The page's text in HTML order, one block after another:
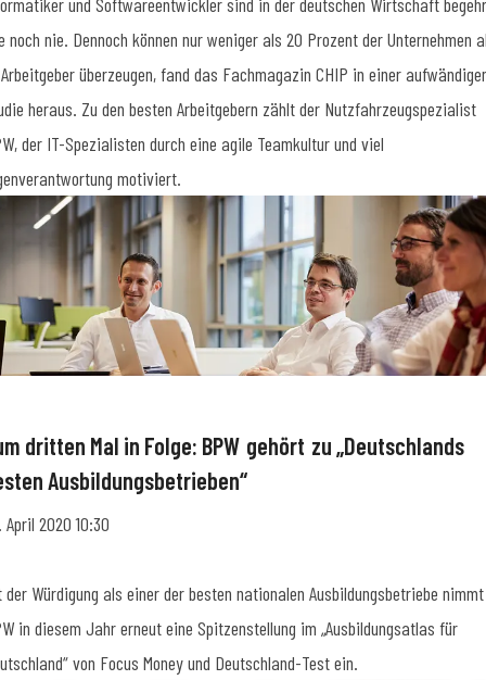
noch nie. Dennoch können nur weniger als 20 Prozent der Unternehmen
überzeugen, fand das Fachmagazin CHIP in einer
heraus. Zu den besten Arbeitgebern zählt der Nutzfahrzeugspezialist
der IT-Spezialisten durch eine agile Teamkultur und viel
motiviert.
dritten Mal in Folge: BPW gehört zu „Deutschlands
Ausbildungsbetrieben“
April 2020 10:30
der Würdigung als einer der besten nationalen Ausbildungsbetriebe nimmt
in diesem Jahr erneut eine Spitzenstellung im „Ausbildungsatlas für
von Focus Money und Deutschland-Test ein.